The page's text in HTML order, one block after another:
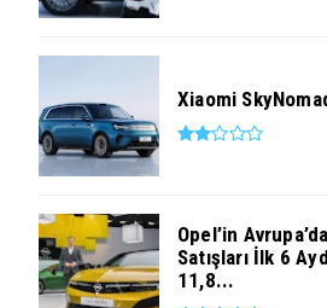
Xiaomi
Opel’in
Satışları İlk 6
11,8...